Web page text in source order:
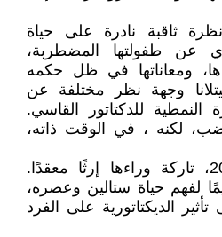
ثاقبة نادرة على حياة
عن طفولتها المضطربة،
ومعاناتها في ظل حكمه
وجهة نظر مختلفة عن
النمطية للدكتاتور القاسي.
لكنه ، في الوقت ذاته،
توفيت سفيتلانا عام 2011، تاركة وراءها إرثًا معقدًا.
لفهم حياة ستالين وعصره،
الديكتاتورية على الفرد